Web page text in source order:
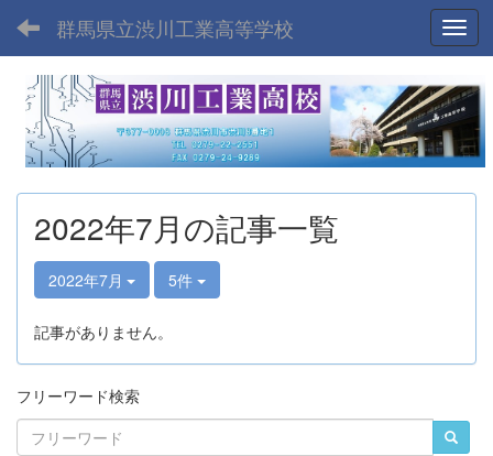
群馬県立渋川工業高等学校
2022年7月の記事一覧
2022年7月 5件
記事がありません。
フリーワード検索